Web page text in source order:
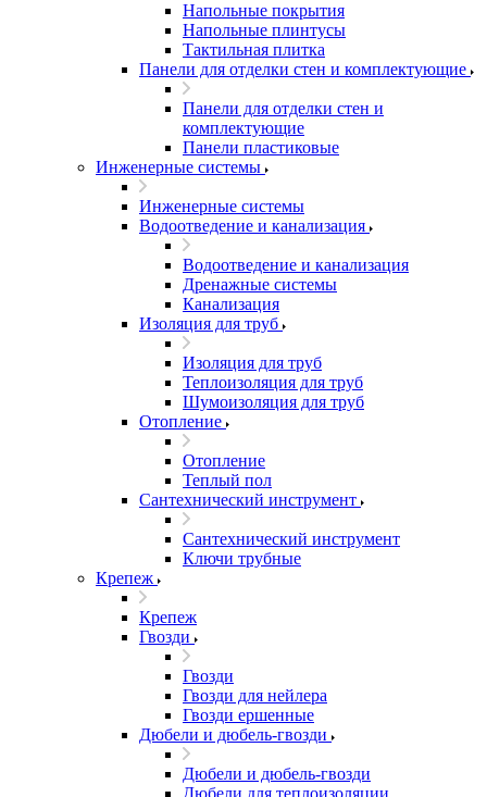
Напольные покрытия
Напольные плинтусы
Тактильная плитка
Панели для отделки стен и комплектующие
Панели для отделки стен и
комплектующие
Панели пластиковые
Инженерные системы
Инженерные системы
Водоотведение и канализация
Водоотведение и канализация
Дренажные системы
Канализация
Изоляция для труб
Изоляция для труб
Теплоизоляция для труб
Шумоизоляция для труб
Отопление
Отопление
Теплый пол
Сантехнический инструмент
Сантехнический инструмент
Ключи трубные
Крепеж
Крепеж
Гвозди
Гвозди
Гвозди для нейлера
Гвозди ершенные
Дюбели и дюбель-гвозди
Дюбели и дюбель-гвозди
Дюбели для теплоизоляции